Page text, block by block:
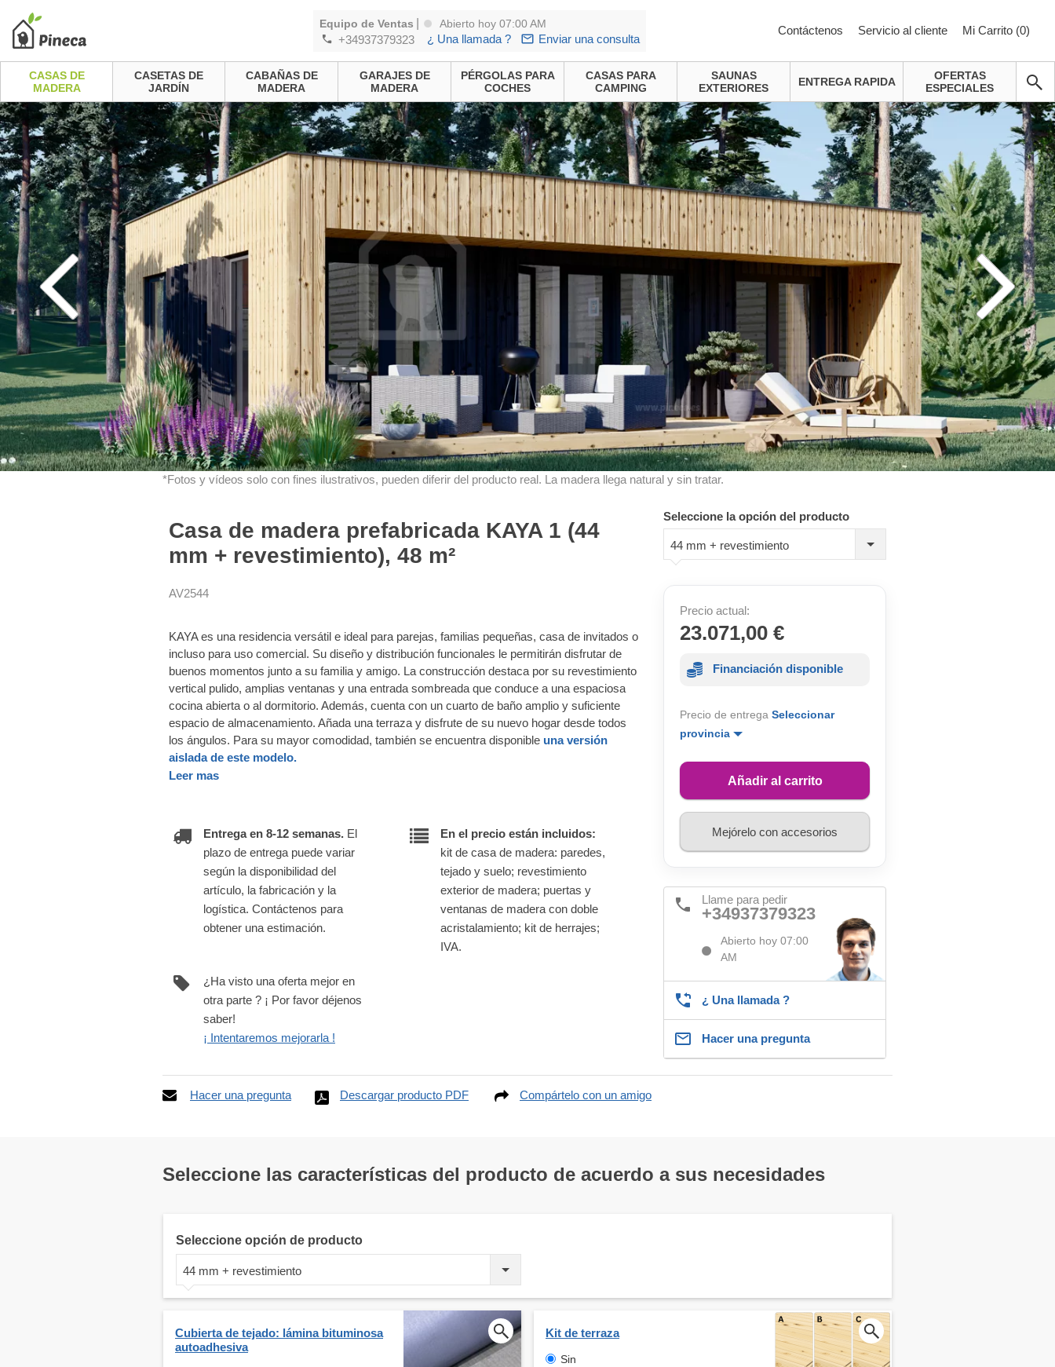
Equipo de Ventas Abierto hoy 07:00 AM
+34937379323 ¿ Una llamada ? Enviar una consulta
Contáctenos Servicio al cliente Mi Carrito (0)
CASAS DE
MADERA
CASETAS DE
JARDÍN
CABAÑAS DE
MADERA
GARAJES DE
MADERA
PÉRGOLAS PARA
COCHES
CASAS PARA
CAMPING
SAUNAS
EXTERIORES
ENTREGA RAPIDA
OFERTAS
ESPECIALES
*Fotos y vídeos solo con fines ilustrativos, pueden diferir del producto real. La madera llega natural y sin tratar.
Casa de madera prefabricada KAYA 1 (44
mm + revestimiento), 48 m²
AV2544
KAYA es una residencia versátil e ideal para parejas, familias pequeñas, casa de invitados o
incluso para uso comercial. Su diseño y distribución funcionales le permitirán disfrutar de
buenos momentos junto a su familia y amigo. La construcción destaca por su revestimiento
vertical pulido, amplias ventanas y una entrada sombreada que conduce a una espaciosa
cocina abierta o al dormitorio. Además, cuenta con un cuarto de baño amplio y suficiente
espacio de almacenamiento. Añada una terraza y disfrute de su nuevo hogar desde todos
los ángulos. Para su mayor comodidad, también se encuentra disponible una versión
aislada de este modelo.
Leer mas
Entrega en 8-12 semanas. El
plazo de entrega puede variar
según la disponibilidad del
artículo, la fabricación y la
logística. Contáctenos para
obtener una estimación.
En el precio están incluidos:
kit de casa de madera: paredes,
tejado y suelo; revestimiento
exterior de madera; puertas y
ventanas de madera con doble
acristalamiento; kit de herrajes;
IVA.
¿Ha visto una oferta mejor en
otra parte ? ¡ Por favor déjenos
saber!
¡ Intentaremos mejorarla !
Seleccione la opción del producto
44 mm + revestimiento
Precio actual:
23.071,00 €
Financiación disponible
Precio de entrega Seleccionar
provincia
Añadir al carrito
Mejórelo con accesorios
Llame para pedir
+34937379323
Abierto hoy 07:00
AM
¿ Una llamada ?
Hacer una pregunta
Hacer una pregunta Descargar producto PDF Compártelo con un amigo
Seleccione las características del producto de acuerdo a sus necesidades
Seleccione opción de producto
44 mm + revestimiento
Cubierta de tejado: lámina bituminosa
autoadhesiva
Kit de terraza
Sin